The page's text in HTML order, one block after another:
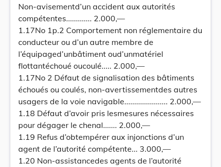
Non-avisementd’un accident aux autorités
compétentes............. 2.000,—
1.17No 1p.2 Comportement non réglementaire du
conducteur ou d’un autre membre de
l’équipaged’unbâtiment oud’unmatériel
flottantéchoué oucoulé..... 2.000,—
1.17No 2 Défaut de signalisation des bâtiments
échoués ou coulés, non-avertissementdes autres
usagers de la voie navigable...................... 2.000,—
1.18 Défaut d’avoir pris lesmesures nécessaires
pour dégager le chenal....... 2.000,—
1.19 Refus d’obtempérer aux injonctions d’un
agent de l’autorité compétente... 3.000,—
1.20 Non-assistancedes agents de l’autorité